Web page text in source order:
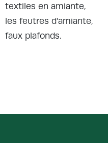
textiles en amiante,
les feutres d’amiante,
faux plafonds.